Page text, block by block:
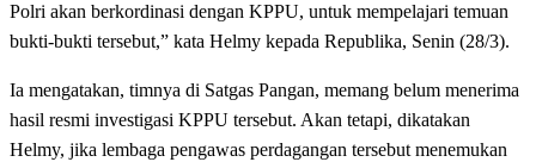
Polri akan berkordinasi dengan KPPU, untuk mempelajari temuan
bukti-bukti tersebut,” kata Helmy kepada Republika, Senin (28/3).
Ia mengatakan, timnya di Satgas Pangan, memang belum menerima
hasil resmi investigasi KPPU tersebut. Akan tetapi, dikatakan
Helmy, jika lembaga pengawas perdagangan tersebut menemukan